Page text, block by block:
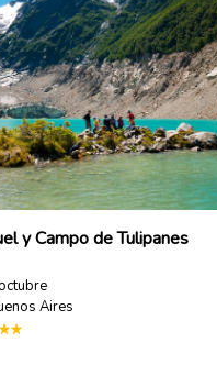
y Campo de Tulipanes
Aires